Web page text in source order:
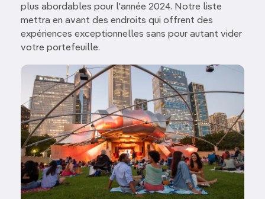
plus abordables pour l'année 2024. Notre liste
mettra en avant des endroits qui offrent des
expériences exceptionnelles sans pour autant vider
votre portefeuille.
Image